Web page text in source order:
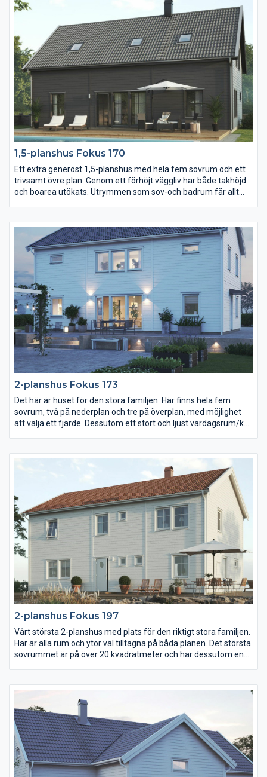
finns gott om plats för förberedelser av både barnkalas och
midsommarfest. Här kan du välja till ett extra sovrum eller
skapa ett större allrum.
1,5-planshus Fokus 170
Ett extra generöst 1,5-planshus med hela fem sovrum och ett
trivsamt övre plan. Genom ett förhöjt väggliv har både takhöjd
och boarea utökats. Utrymmen som sov-och badrum får allt
kanske en hel takkupa för extra ljus och rymd.
2-planshus Fokus 173
Det här är huset för den stora familjen. Här finns hela fem
sovrum, två på nederplan och tre på överplan, med möjlighet
att välja ett fjärde. Dessutom ett stort och ljust vardagsrum/kök
2-planshus Fokus 197
Vårt största 2-planshus med plats för den riktigt stora familjen.
Här är alla rum och ytor väl tilltagna på båda planen. Det största
sovrummet är på över 20 kvadratmeter och har dessutom en